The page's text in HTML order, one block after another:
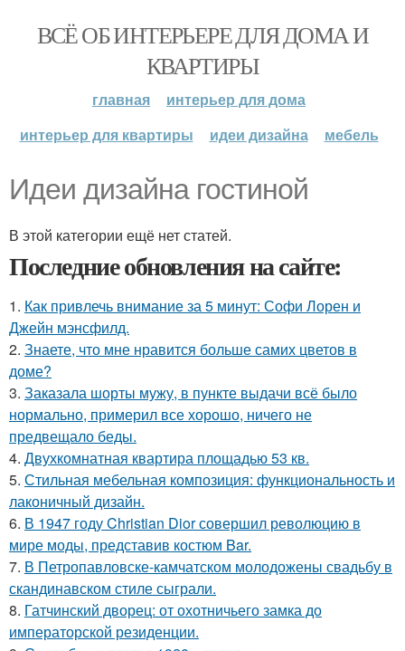
ВСЁ ОБ ИНТЕРЬЕРЕ ДЛЯ ДОМА И
КВАРТИРЫ
главная
интерьер для дома
интерьер для квартиры
идеи дизайна мебель
Идеи дизайна гостиной
В этой категории ещё нет статей.
Последние обновления на сайте:
1. Как привлечь внимание за 5 минут: Софи Лорен и
Джейн мэнсфилд.
2. Знаете, что мне нравится больше самих цветов в
доме?
3. Заказала шорты мужу, в пункте выдачи всё было
нормально, примерил все хорошо, ничего не
предвещало беды.
4. Двухкомнатная квартира площадью 53 кв.
5. Стильная мебельная композиция: функциональность и
лаконичный дизайн.
6. В 1947 году Christian Dior совершил революцию в
мире моды, представив костюм Bar.
7. В Петропавловске-камчатском молодожены свадьбу в
скандинавском стиле сыграли.
8. Гатчинский дворец: от охотничьего замка до
императорской резиденции.